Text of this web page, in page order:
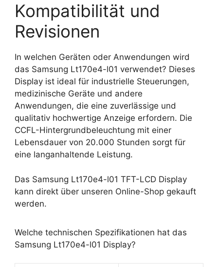
Kompatibilität und
Revisionen
In welchen Geräten oder Anwendungen wird
das Samsung Lt170e4-l01 verwendet? Dieses
Display ist ideal für industrielle Steuerungen,
medizinische Geräte und andere
Anwendungen, die eine zuverlässige und
qualitativ hochwertige Anzeige erfordern. Die
CCFL-Hintergrundbeleuchtung mit einer
Lebensdauer von 20.000 Stunden sorgt für
eine langanhaltende Leistung.
Das Samsung Lt170e4-l01 TFT-LCD Display
kann direkt über unseren Online-Shop gekauft
werden.
Welche technischen Spezifikationen hat das
Samsung Lt170e4-l01 Display?